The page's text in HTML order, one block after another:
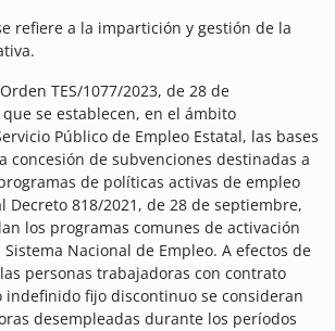
refiere a la impartición y gestión de la
TES/1077/2023, de 28 de
se establecen, en el ámbito
Público de Empleo Estatal, las bases
concesión de subvenciones destinadas a
de políticas activas de empleo
Decreto 818/2021, de 28 de septiembre,
los programas comunes de activación
Nacional de Empleo. A efectos de
personas trabajadoras con contrato
fijo discontinuo se consideran
desempleadas durante los períodos